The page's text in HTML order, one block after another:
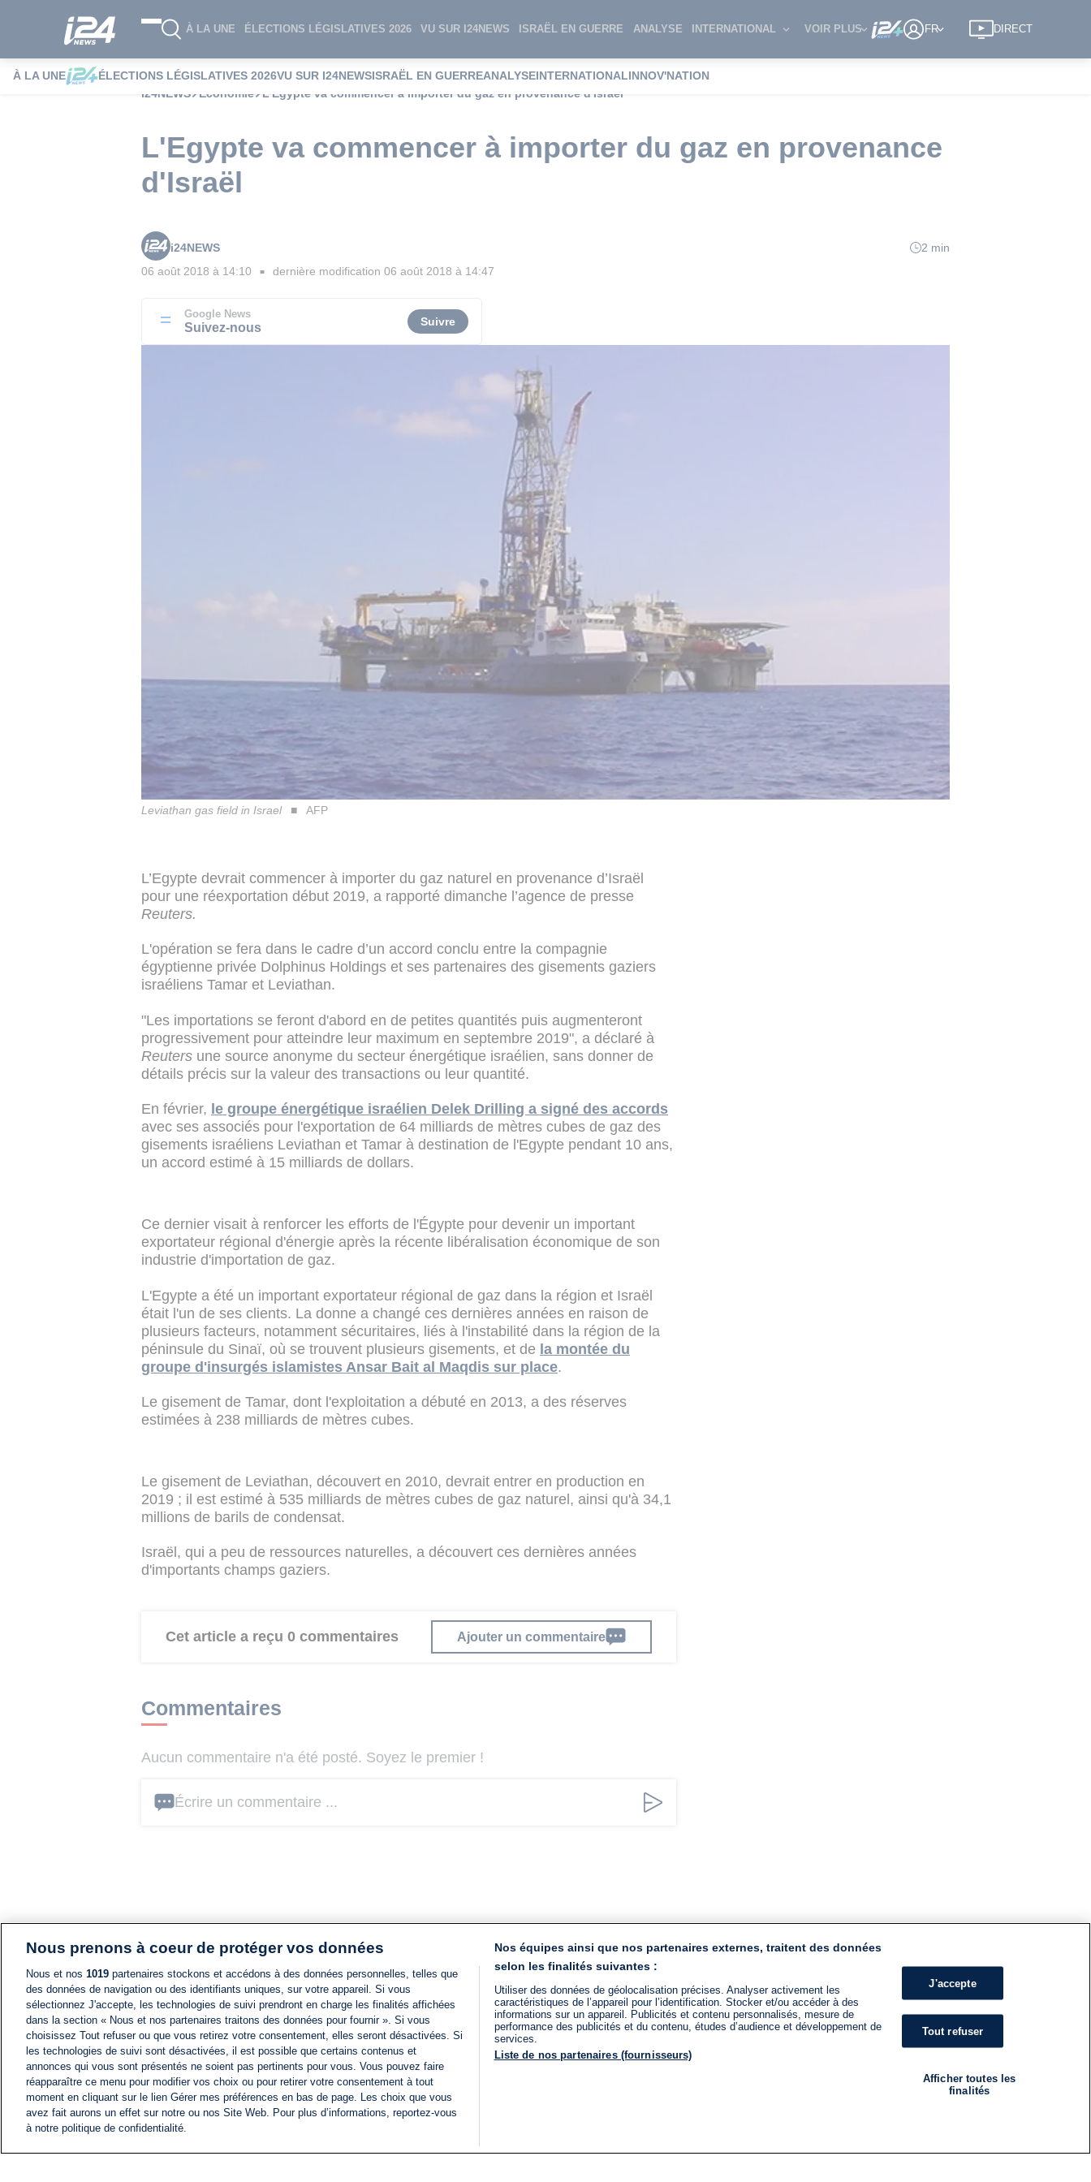
À LA UNE ÉLECTIONS LÉGISLATIVES 2026 VU SUR I24NEWS ISRAËL EN GUERRE ANALYSE INTERNATIONAL VOIR PLUS FR DIRECT
À LA UNE ÉLECTIONS LÉGISLATIVES 2026VU SUR I24NEWSISRAËL EN GUERREANALYSEINTERNATIONALINNOV'NATION
i24NEWS
Economie L'Egypte va commencer à importer du gaz en provenance d'Israël
L'Egypte va commencer à importer du gaz en provenance
d'Israël
i24NEWS
2 min
06 août 2018 à 14:10 ■ dernière modification 06 août 2018 à 14:47
Google News
Suivez-nous Suivre
Leviathan gas field in Israel AFP
L’Egypte devrait commencer à importer du gaz naturel en provenance d’Israël
pour une réexportation début 2019, a rapporté dimanche l’agence de presse
Reuters.
L'opération se fera dans le cadre d’un accord conclu entre la compagnie
égyptienne privée Dolphinus Holdings et ses partenaires des gisements gaziers
israéliens Tamar et Leviathan.
"Les importations se feront d'abord en de petites quantités puis augmenteront
progressivement pour atteindre leur maximum en septembre 2019", a déclaré à
Reuters une source anonyme du secteur énergétique israélien, sans donner de
détails précis sur la valeur des transactions ou leur quantité.
En février, le groupe énergétique israélien Delek Drilling a signé des accords
avec ses associés pour l'exportation de 64 milliards de mètres cubes de gaz des
gisements israéliens Leviathan et Tamar à destination de l'Egypte pendant 10 ans,
un accord estimé à 15 milliards de dollars.
Ce dernier visait à renforcer les efforts de l'Égypte pour devenir un important
exportateur régional d'énergie après la récente libéralisation économique de son
industrie d'importation de gaz.
L'Egypte a été un important exportateur régional de gaz dans la région et Israël
était l'un de ses clients. La donne a changé ces dernières années en raison de
plusieurs facteurs, notamment sécuritaires, liés à l'instabilité dans la région de la
péninsule du Sinaï, où se trouvent plusieurs gisements, et de la montée du
groupe d'insurgés islamistes Ansar Bait al Maqdis sur place.
Le gisement de Tamar, dont l'exploitation a débuté en 2013, a des réserves
estimées à 238 milliards de mètres cubes.
Le gisement de Leviathan, découvert en 2010, devrait entrer en production en
2019 ; il est estimé à 535 milliards de mètres cubes de gaz naturel, ainsi qu'à 34,1
millions de barils de condensat.
Israël, qui a peu de ressources naturelles, a découvert ces dernières années
d'importants champs gaziers.
Cet article a reçu 0 commentaires Ajouter un commentaire
Commentaires
Aucun commentaire n'a été posté. Soyez le premier !
Écrire un commentaire ...
Nous prenons à coeur de protéger vos données
Nous et nos 1019 partenaires stockons et accédons à des données personnelles, telles que
des données de navigation ou des identifiants uniques, sur votre appareil. Si vous
sélectionnez J'accepte, les technologies de suivi prendront en charge les finalités affichées
dans la section « Nous et nos partenaires traitons des données pour fournir ». Si vous
choisissez Tout refuser ou que vous retirez votre consentement, elles seront désactivées. Si
les technologies de suivi sont désactivées, il est possible que certains contenus et
annonces qui vous sont présentés ne soient pas pertinents pour vous. Vous pouvez faire
réapparaître ce menu pour modifier vos choix ou pour retirer votre consentement à tout
moment en cliquant sur le lien Gérer mes préférences en bas de page. Les choix que vous
avez fait aurons un effet sur notre ou nos Site Web. Pour plus d’informations, reportez-vous
à notre politique de confidentialité.
Nos équipes ainsi que nos partenaires externes, traitent des données
selon les finalités suivantes :
Utiliser des données de géolocalisation précises. Analyser activement les
caractéristiques de l’appareil pour l’identification. Stocker et/ou accéder à des
informations sur un appareil. Publicités et contenu personnalisés, mesure de
performance des publicités et du contenu, études d’audience et développement de
services.
Liste de nos partenaires (fournisseurs)
J'accepte
Tout refuser
Afficher toutes les
finalités